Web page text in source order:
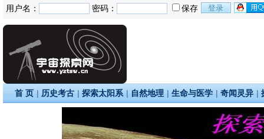
用户名： 密码： 保存
首 页 | 历史考古 | 探索太阳系 | 自然地理 | 生命与医学 | 奇闻灵异 |